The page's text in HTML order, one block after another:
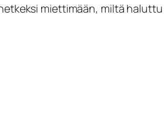
miettimään, miltä haluttu